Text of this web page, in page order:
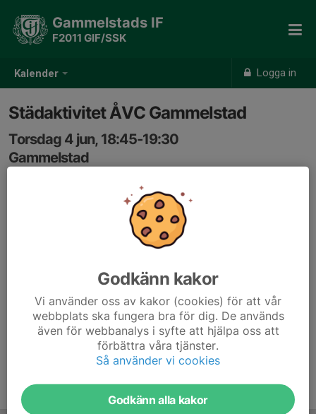
Kalender Logga in
Gammelstads IF
F2011 GIF/SSK
Städaktivitet ÅVC Gammelstad
Torsdag 4 jun, 18:45-19:30
Gammelstad
Samling: 18:30, Gammelstad IP
Godkänn kakor
Vi använder oss av kakor (cookies) för att vår
webbplats ska fungera bra för dig. De används
även för webbanalys i syfte att hjälpa oss att
förbättra våra tjänster.
Så använder vi cookies
Godkänn alla kakor